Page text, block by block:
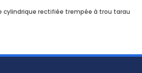
cylindrique rectifiée trempée à trou taraudé